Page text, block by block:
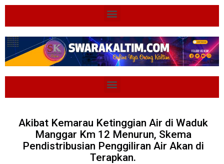
Akibat Kemarau Ketinggian Air di Waduk
Manggar Km 12 Menurun, Skema
Pendistribusian Penggiliran Air Akan di
Terapkan.